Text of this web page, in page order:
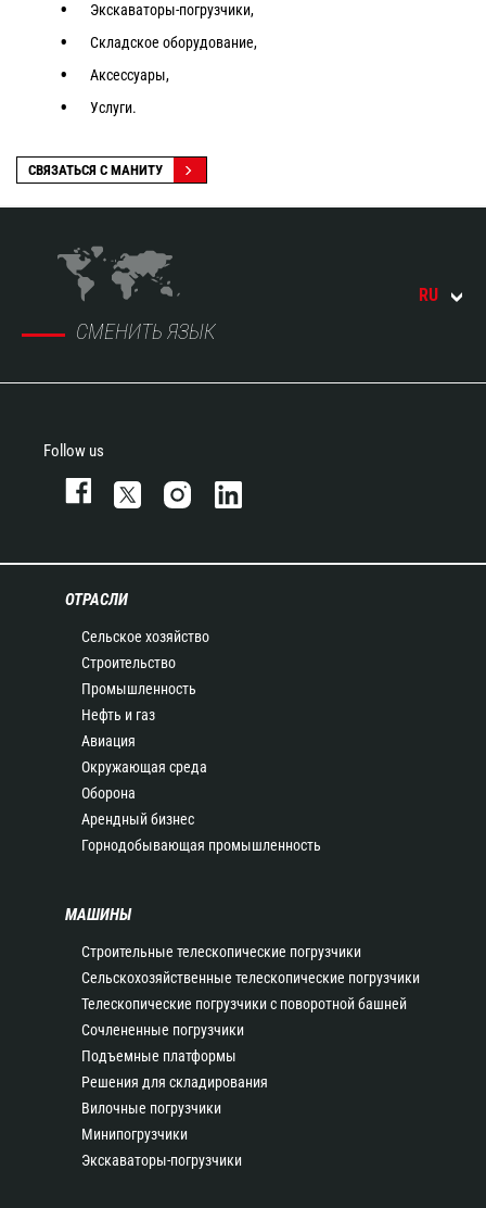
Экскаваторы-погрузчики,
Складское оборудование,
Аксессуары,
Услуги.
СВЯЗАТЬСЯ С МАНИТУ
СМЕНИТЬ ЯЗЫК
RU
Follow us
ОТРАСЛИ
Сельское хозяйство
Строительство
Промышленность
Нефть и газ
Авиация
Окружающая среда
Оборона
Арендный бизнес
Горнодобывающая промышленность
МАШИНЫ
Строительные телескопические погрузчики
Сельскохозяйственные телескопические погрузчики
Телескопические погрузчики с поворотной башней
Сочлененные погрузчики
Подъемные платформы
Решения для складирования
Вилочные погрузчики
Минипогрузчики
Экскаваторы-погрузчики